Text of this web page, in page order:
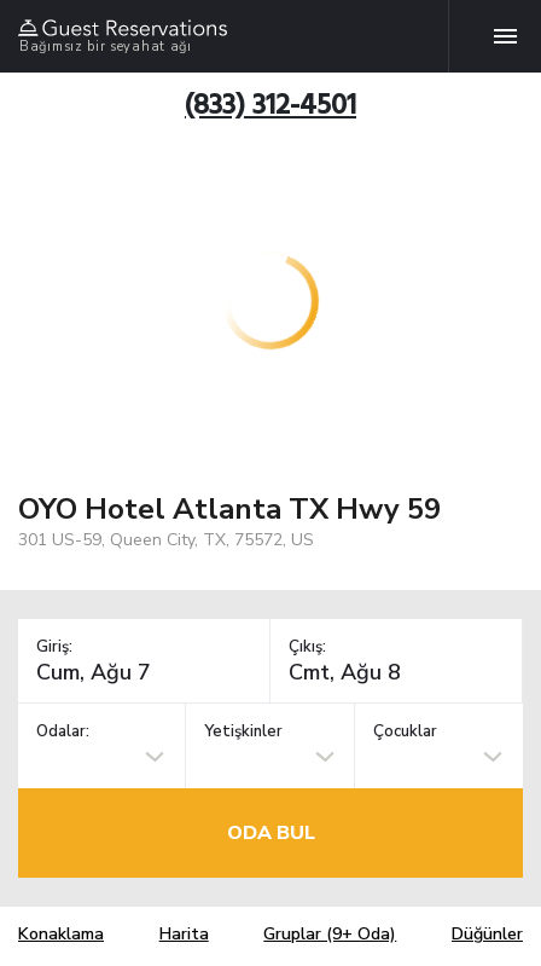
Bağımsız bir seyahat ağı
(833) 312-4501
OYO Hotel Atlanta TX Hwy 59
301 US-59, Queen City, TX, 75572, US
Giriş: Çıkış:
Odalar: Yetişkinler Çocuklar
ODA BUL
Konaklama Harita Gruplar (9+ Oda) Düğünler